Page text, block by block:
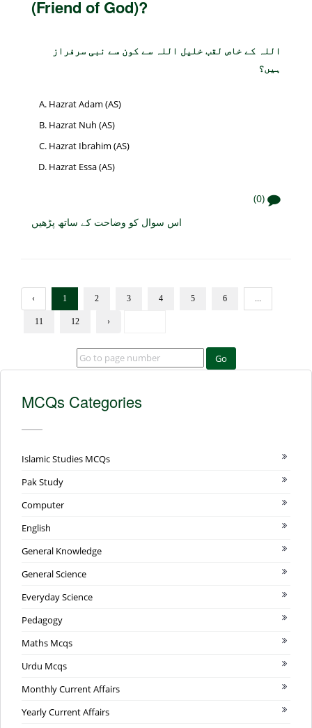
(Friend of God)?
اللہ کے خاص لقب خلیل اللہ سے کون سے نبی سرفراز
ہیں؟
Hazrat Adam (AS)
Hazrat Nuh (AS)
Hazrat Ibrahim (AS)
Hazrat Essa (AS)
(0)
اس سوال کو وضاحت کے ساتھ پڑھیں
‹ 1 2 3 4 5 6 ...
11 12 ›
Go
MCQs Categories
Islamic Studies MCQs
Pak Study
Computer
English
General Knowledge
General Science
Everyday Science
Pedagogy
Maths Mcqs
Urdu Mcqs
Monthly Current Affairs
Yearly Current Affairs